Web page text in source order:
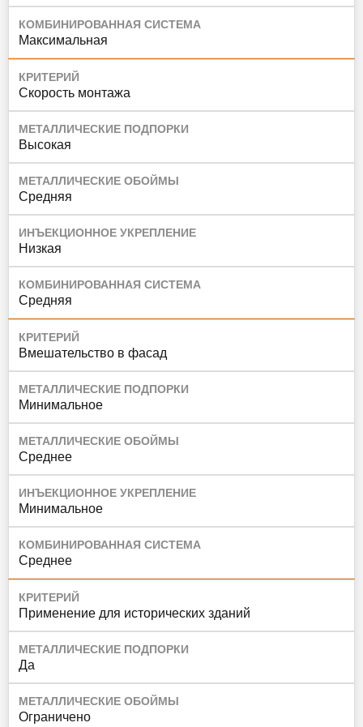
КОМБИНИРОВАННАЯ СИСТЕМА
Максимальная
КРИТЕРИЙ
Скорость монтажа
МЕТАЛЛИЧЕСКИЕ ПОДПОРКИ
Высокая
МЕТАЛЛИЧЕСКИЕ ОБОЙМЫ
Средняя
ИНЪЕКЦИОННОЕ УКРЕПЛЕНИЕ
Низкая
КОМБИНИРОВАННАЯ СИСТЕМА
Средняя
КРИТЕРИЙ
Вмешательство в фасад
МЕТАЛЛИЧЕСКИЕ ПОДПОРКИ
Минимальное
МЕТАЛЛИЧЕСКИЕ ОБОЙМЫ
Среднее
ИНЪЕКЦИОННОЕ УКРЕПЛЕНИЕ
Минимальное
КОМБИНИРОВАННАЯ СИСТЕМА
Среднее
КРИТЕРИЙ
Применение для исторических зданий
МЕТАЛЛИЧЕСКИЕ ПОДПОРКИ
Да
МЕТАЛЛИЧЕСКИЕ ОБОЙМЫ
Ограничено